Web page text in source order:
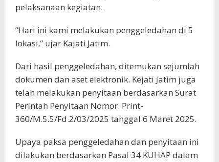
pelaksanaan kegiatan.
“Hari ini kami melakukan penggeledahan di 5
lokasi,” ujar Kajati Jatim.
Dari hasil penggeledahan, ditemukan sejumlah
dokumen dan aset elektronik. Kejati Jatim juga
telah melakukan penyitaan berdasarkan Surat
Perintah Penyitaan Nomor: Print-
360/M.5.5/Fd.2/03/2025 tanggal 6 Maret 2025.
Upaya paksa penggeledahan dan penyitaan ini
dilakukan berdasarkan Pasal 34 KUHAP dalam